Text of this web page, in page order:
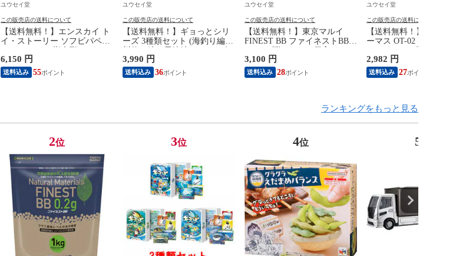
ユウセイ堂
この販売店の送料について
【送料無料！】エンスカイ ト
イ・ストーリー ソフビパペッ
【1BOX=10パック入り 全10種
類セット(フルコンプリートセ
ット)】 【フィギュア 模型】
6,150 円
送料込み 55
ユウセイ堂
この販売店の送料について
【送料無料！】ギョっとシリ
ーズ 3種類セット (海釣り編、
ム ホッパーエンターテイメン
ト 【ギョッと ぎょっと 魚ッ
ト 知育玩具 ボードゲーム】
3,990 円
送料込み 36
ユウセイ堂
この販売店の送料について
【送料無料！】東京マルイ
FINEST BB ファイネストBB
【6mmBB弾 0.20g エアガン エ
アーガン エアーソフトガン 電
動ガン ガスガン等用 PLA配
3,100 円
送料込み 28
ユウセイ堂
この販売店の送料について
【送料無料！】プラレ
ーマス OT-02 おしゃべ
語 日本語 車両単品(編
電車 きかんしゃトーマ
ーズ 機関車タカラトミ
2,982 円
送料込み 27
ランキングをもっと見る
2位 3位 4位 5